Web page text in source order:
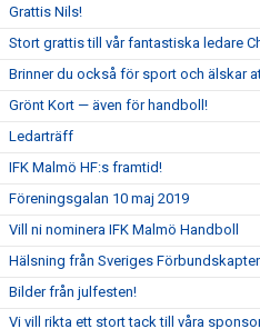
Grattis Nils!
Stort grattis till vår fantastiska ledare
Brinner du också för sport och älskar
Grönt Kort — även för handboll!
Ledarträff
IFK Malmö HF:s framtid!
Föreningsgalan 10 maj 2019
Vill ni nominera IFK Malmö Handboll
Hälsning från Sveriges
Bilder från julfesten!
Vi vill rikta ett stort tack till våra